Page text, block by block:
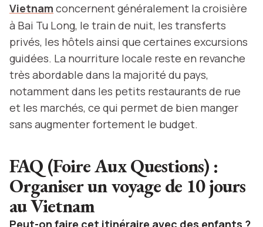
Vietnam concernent généralement la croisière
à Bai Tu Long, le train de nuit, les transferts
privés, les hôtels ainsi que certaines excursions
guidées. La nourriture locale reste en revanche
très abordable dans la majorité du pays,
notamment dans les petits restaurants de rue
et les marchés, ce qui permet de bien manger
sans augmenter fortement le budget.
FAQ (Foire Aux Questions) :
Organiser un voyage de 10 jours
au Vietnam
Peut-on faire cet itinéraire avec des enfants ?